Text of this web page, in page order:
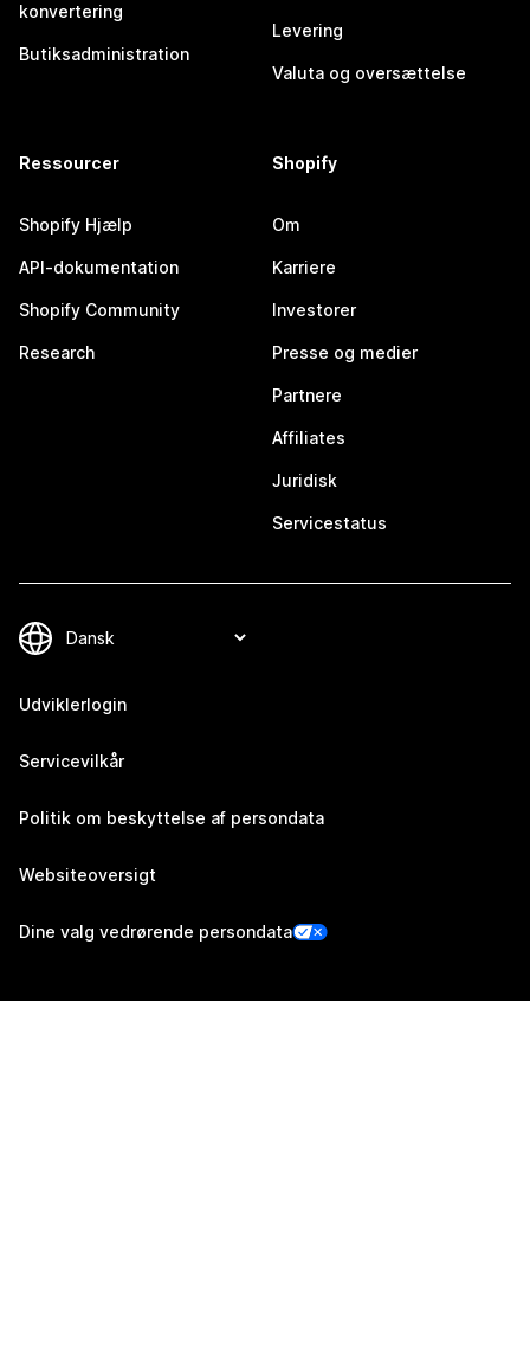
konvertering
Butiksadministration
Levering
Valuta og oversættelse
Ressourcer
Shopify Hjælp
API-dokumentation
Shopify Community
Research
Shopify
Om
Karriere
Investorer
Presse og medier
Partnere
Affiliates
Juridisk
Servicestatus
Udviklerlogin
Servicevilkår
Politik om beskyttelse af persondata
Websiteoversigt
Dine valg vedrørende persondata